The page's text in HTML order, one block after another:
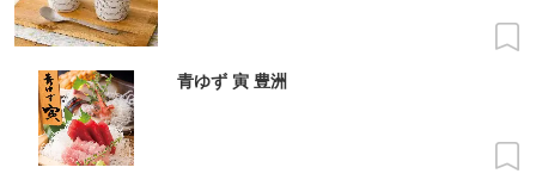
青ゆず 寅 豊洲